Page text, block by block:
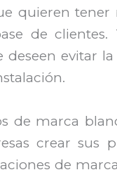
quieren tener
de clientes.
deseen evitar
de marca
crear sus
de